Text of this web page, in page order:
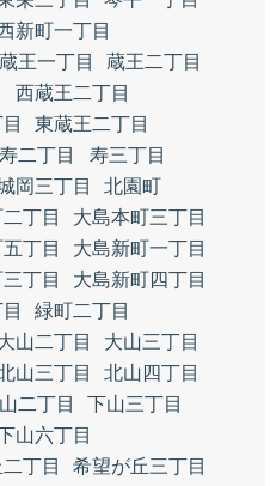
新町一丁目
蔵王一丁目
蔵王二丁目
西蔵王二丁目
東蔵王二丁目
寿二丁目
寿三丁目
岡三丁目
北園町
丁目
大島本町三丁目
丁目
大島新町一丁目
丁目
大島新町四丁目
緑町二丁目
山二丁目
大山三丁目
山三丁目
北山四丁目
二丁目
下山三丁目
山六丁目
丁目
希望が丘三丁目